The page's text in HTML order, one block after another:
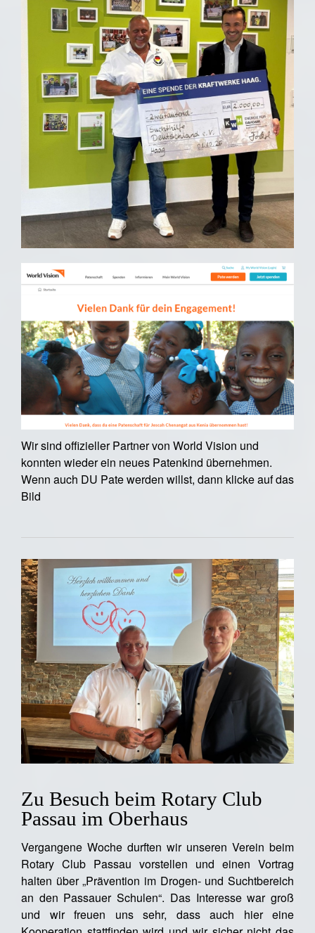
Wir sind offizieller Partner von World Vision und
konnten wieder ein neues Patenkind übernehmen.
Wenn auch DU Pate werden willst, dann klicke auf das
Bild
Zu Besuch beim Rotary Club
Passau im Oberhaus
Vergangene Woche durften wir unseren Verein beim
Rotary Club Passau vorstellen und einen Vortrag
halten über „Prävention im Drogen- und Suchtbereich
an den Passauer Schulen“. Das Interesse war groß
und wir freuen uns sehr, dass auch hier eine